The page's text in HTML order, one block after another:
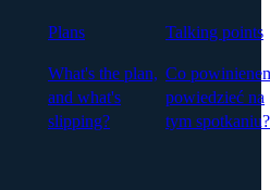
Plans
What's the plan,
and what's
slipping?
Talking points
Co
powiedzieć na
tym spotkaniu?